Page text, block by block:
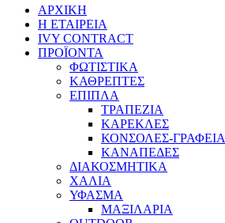
ΑΡΧΙΚΗ
Η ΕΤΑΙΡΕΙΑ
IVY CONTRACT
ΠΡΟΪΟΝΤΑ
ΦΩΤΙΣΤΙΚΑ
ΚΑΘΡΕΠΤΕΣ
ΕΠΙΠΛΑ
ΤΡΑΠΕΖΙΑ
ΚΑΡΕΚΛΕΣ
ΚΟΝΣΟΛΕΣ-ΓΡΑΦΕΙΑ
ΚΑΝΑΠΕΔΕΣ
ΔΙΑΚΟΣΜΗΤΙΚΑ
ΧΑΛΙΑ
ΥΦΑΣΜΑ
ΜΑΞΙΛΑΡΙΑ